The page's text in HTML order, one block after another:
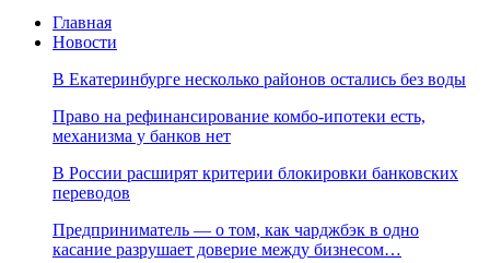
Главная
Новости
В Екатеринбурге несколько районов остались без воды
Право на рефинансирование комбо-ипотеки есть,
механизма у банков нет
В России расширят критерии блокировки банковских
переводов
Предприниматель — о том, как чарджбэк в одно
касание разрушает доверие между бизнесом…